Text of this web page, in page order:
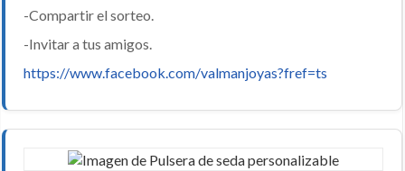
-Compartir el sorteo.
-Invitar a tus amigos.
https://www.facebook.com/valmanjoyas?fref=ts